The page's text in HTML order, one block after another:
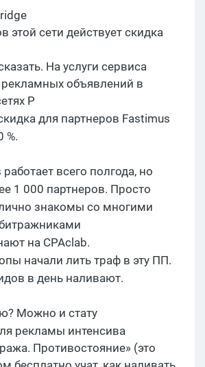
этой сети действует скидка
На услуги сервиса
объявлений в
P
для партнеров Fastimus
%.
работает всего полгода, но
1 000 партнеров. Просто
знакомы со многими
на CPAclab.
начали лить траф в эту ПП.
в день наливают.
Можно и стату
рекламы интенсива
Противостояние» (это